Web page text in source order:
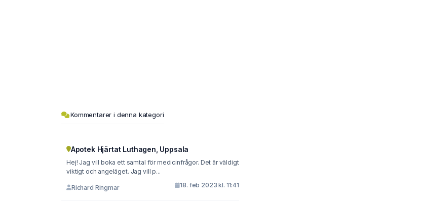
Kommentarer i denna kategori
Apotek Hjärtat Luthagen, Uppsala
Hej! Jag vill boka ett samtal för medicinfrågor. Det är väldigt
viktigt och angeläget. Jag vill p...
Richard Ringmar 18. feb 2023 kl. 11:41